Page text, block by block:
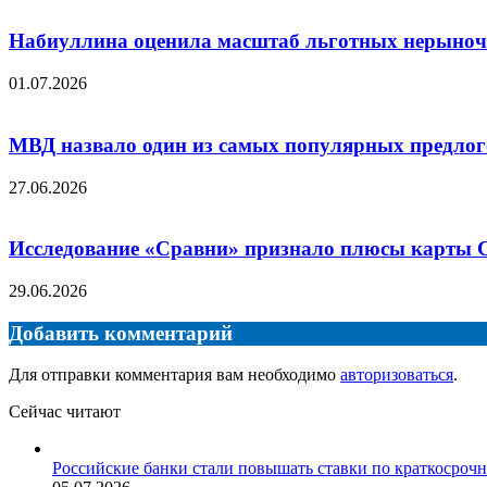
Набиуллина оценила масштаб льготных
01.07.2026
МВД назвало один из самых популярных
27.06.2026
Исследование «Сравни» признало плюсы карты
29.06.2026
Добавить комментарий
Для отправки комментария вам необходимо авторизоваться.
Сейчас читают
Российские банки стали повышать ставки по